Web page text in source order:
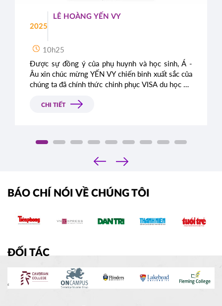
2025
LÊ HOÀNG YẾN VY
10h25
Được sự đồng ý của phụ huynh và học sinh, Á -
Âu xin chúc mừng YẾN VY chiến binh xuất sắc của
chúng ta đã chính thức chinh phục VISA du học Úc
xinh đẹp.
CHI TIẾT
‹
›
BÁO CHÍ NÓI VỀ CHÚNG TÔI
ĐỐI TÁC